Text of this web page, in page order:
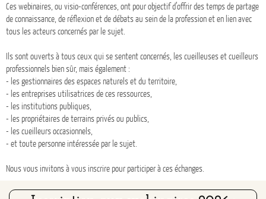
Ces webinaires, ou visio-conférences, ont pour objectif d’offrir des temps de partage
de connaissance, de réflexion et de débats au sein de la profession et en lien avec
tous les acteurs concernés par le sujet.
Ils sont ouverts à tous ceux qui se sentent concernés, les cueilleuses et cueilleurs
professionnels bien sûr, mais également :
- les gestionnaires des espaces naturels et du territoire,
- les entreprises utilisatrices de ces ressources,
- les institutions publiques,
- les propriétaires de terrains privés ou publics,
- les cueilleurs occasionnels,
- et toute personne intéressée par le sujet.
Nous vous invitonsàvous inscrire pour participer à ces échanges.